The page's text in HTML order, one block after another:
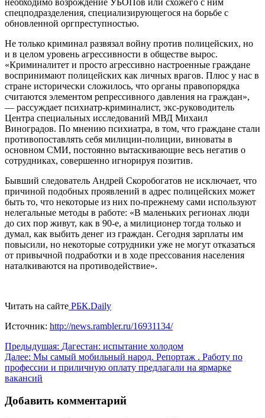
спецподразделения, специализирующегося на борьбе с
обновленной оргпреступностью.
Не только криминал развязал войну против полицейских, но
и в целом уровень агрессивности в обществе вырос.
«Криминалитет и просто агрессивно настроенные граждане
воспринимают полицейских как личных врагов. Плюс у нас в
стране исторически сложилось, что органы правопорядка
считаются элементом репрессивного давления на граждан»,
— рассуждает психиатр-криминалист, экс-руководитель
Центра специальных исследований МВД Михаил
Виноградов. По мнению психиатра, в том, что граждане стали
противопоставлять себя милиции-полиции, виноваты в
основном СМИ, постоянно вытаскивающие весь негатив о
сотрудниках, совершенно игнорируя позитив.
Бывший следователь Андрей Скоробогатов не исключает, что
причиной подобных проявлений в адрес полицейских может
быть то, что некоторые из них по-прежнему сами используют
нелегальные методы в работе: «В маленьких регионах люди
до сих пор живут, как в 90-е, а милиционер тогда только и
думал, как выбить денег из граждан. Сегодня зарплаты им
повысили, но некоторые сотрудники уже не могут отказаться
от привычной подработки и в ходе прессования населения
наталкиваются на противодействие».
Читать на сайте РБК.Daily
Источник: http://news.rambler.ru/16931134/
Навигация
по
записям
Предыдущая: Дагестан: испытание холодом
Далее: Мы самый мобильный народ. Репортаж . Работу по
профессии и приличную оплату предлагали на ярмарке
вакансий
Добавить комментарий